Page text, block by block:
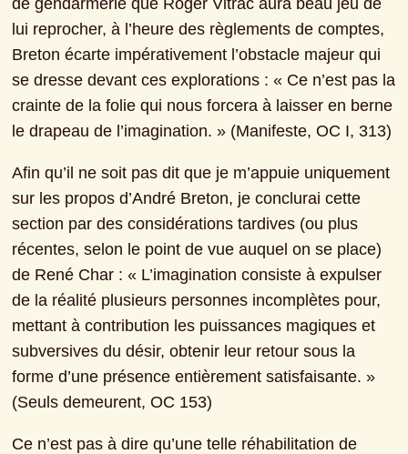
lui reprocher, à l’heure des règlements de comptes,
Breton écarte impérativement l’obstacle majeur qui
se dresse devant ces explorations : « Ce n’est pas la
crainte de la folie qui nous forcera à laisser en berne
le drapeau de l’imagination. » (Manifeste, OC I, 313)
Afin qu’il ne soit pas dit que je m’appuie uniquement
sur les propos d’André Breton, je conclurai cette
section par des considérations tardives (ou plus
récentes, selon le point de vue auquel on se place)
de René Char : « L’imagination consiste à expulser
de la réalité plusieurs personnes incomplètes pour,
mettant à contribution les puissances magiques et
subversives du désir, obtenir leur retour sous la
forme d’une présence entièrement satisfaisante. »
(Seuls demeurent, OC 153)
Ce n’est pas à dire qu’une telle réhabilitation de